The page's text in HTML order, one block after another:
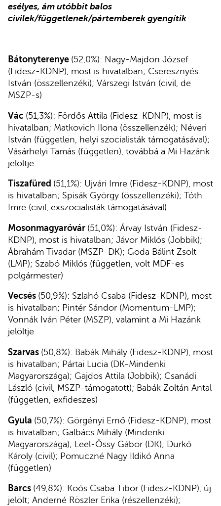
esélyes, ám utóbbit balos
civilek/függetlenek/pártemberek gyengítik
Bátonyterenye (52,0%): Nagy-Majdon József
(Fidesz-KDNP), most is hivatalban; Cseresznyés
István (összellenzéki); Várszegi István (civil, de
MSZP-s)
Vác (51,3%): Fördős Attila (Fidesz-KDNP), most is
hivatalban; Matkovich Ilona (összellenzék); Néveri
István (független, helyi szocialisták támogatásával);
Vásárhelyi Tamás (független), továbbá a Mi Hazánk
jelöltje
Tiszafüred (51,1%): Ujvári Imre (Fidesz-KDNP), most
is hivatalban; Spisák György (összellenzéki); Tóth
Imre (civil, exszocialisták támogatásával)
Mosonmagyaróvár (51,0%): Árvay István (Fidesz-
KDNP), most is hivatalban; Jávor Miklós (Jobbik);
Ábrahám Tivadar (MSZP-DK); Goda Bálint Zsolt
(LMP); Szabó Miklós (független, volt MDF-es
polgármester)
Vecsés (50,9%): Szlahó Csaba (Fidesz-KDNP), most
is hivatalban; Pintér Sándor (Momentum-LMP);
Vonnák Iván Péter (MSZP), valamint a Mi Hazánk
jelöltje
Szarvas (50,8%): Babák Mihály (Fidesz-KDNP), most
is hivatalban; Pártai Lucia (DK-Mindenki
Magyarországa); Gajdos Attila (Jobbik); Csanádi
László (civil, MSZP-támogatott); Babák Zoltán Antal
(független, exfideszes)
Gyula (50,7%): Görgényi Ernő (Fidesz-KDNP), most
is hivatalban; Galbács Mihály (Mindenki
Magyarországa); Leel-Őssy Gábor (DK); Durkó
Károly (civil); Pomuczné Nagy Ildikó Anna
(független)
Barcs (49,8%): Koós Csaba Tibor (Fidesz-KDNP), új
jelölt; Anderné Röszler Erika (részellenzéki);